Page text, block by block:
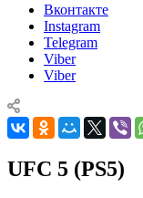
Вконтакте
Instagram
Telegram
Viber
Viber
UFC 5 (PS5)